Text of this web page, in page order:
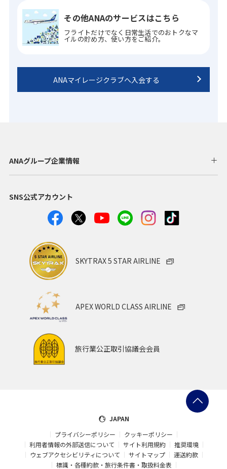
その他ANAのサービスはこちら
フライトだけでなく日常生活でのおトクなマ
イルの貯め方、使い方をご紹介。
ANAマイレージクラブへ入会する
ANAグループ企業情報
SNS公式アカウント
SKYTRAX 5 STAR AIRLINE
APEX WORLD CLASS AIRLINE
旅行業公正取引協議会会員
JAPAN
プライバシーポリシー
クッキーポリシー
利用者情報の外部送信について
サイト利用規約
推奨環境
ウェブアクセシビリティについて
サイトマップ
運送約款
標識・各種約款・旅行条件書・取扱料金表